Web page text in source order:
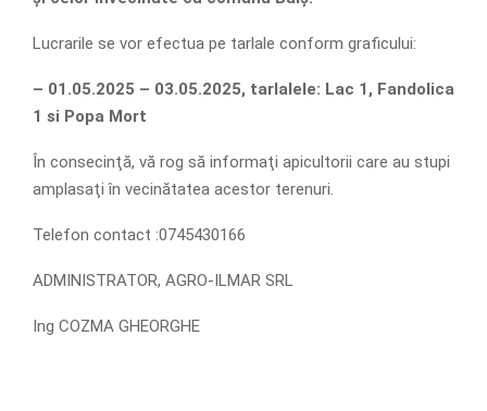
Lucrarile se vor efectua pe tarlale conform graficului:
– 01.05.2025 – 03.05.2025, tarlalele: Lac 1, Fandolica
1 si Popa Mort
În consecinţă, vă rog să informaţi apicultorii care au stupi
amplasaţi în vecinătatea acestor terenuri.
Telefon contact :0745430166
ADMINISTRATOR, AGRO-ILMAR SRL
Ing COZMA GHEORGHE